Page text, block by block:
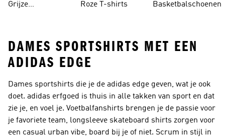
Grijze
Roze T-shirts Basketbalschoenen
DAMES SPORTSHIRTS MET EEN
ADIDAS EDGE
Dames sportshirts die je de adidas edge geven, wat je ook
doet. adidas erfgoed is thuis in alle takken van sport en dat
zie je, en voel je. Voetbalfanshirts brengen je de passie voor
je favoriete team, longsleeve skateboard shirts zorgen voor
een casual urban vibe, board bij je of niet. Scrum in stijl in